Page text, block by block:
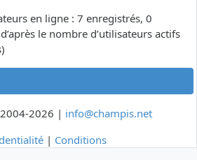
en ligne : 7 enregistrés, 0
le nombre d’utilisateurs actifs
2026 | info@champis.net
| Conditions